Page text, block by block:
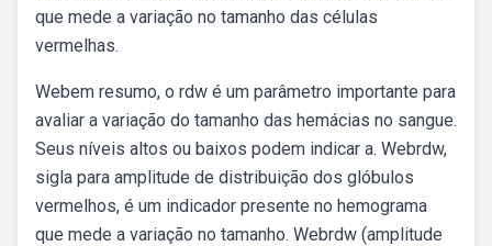
que mede a variação no tamanho das células
vermelhas.
Webem resumo, o rdw é um parâmetro importante para
avaliar a variação do tamanho das hemácias no sangue.
Seus níveis altos ou baixos podem indicar a. Webrdw,
sigla para amplitude de distribuição dos glóbulos
vermelhos, é um indicador presente no hemograma
que mede a variação no tamanho. Webrdw (amplitude